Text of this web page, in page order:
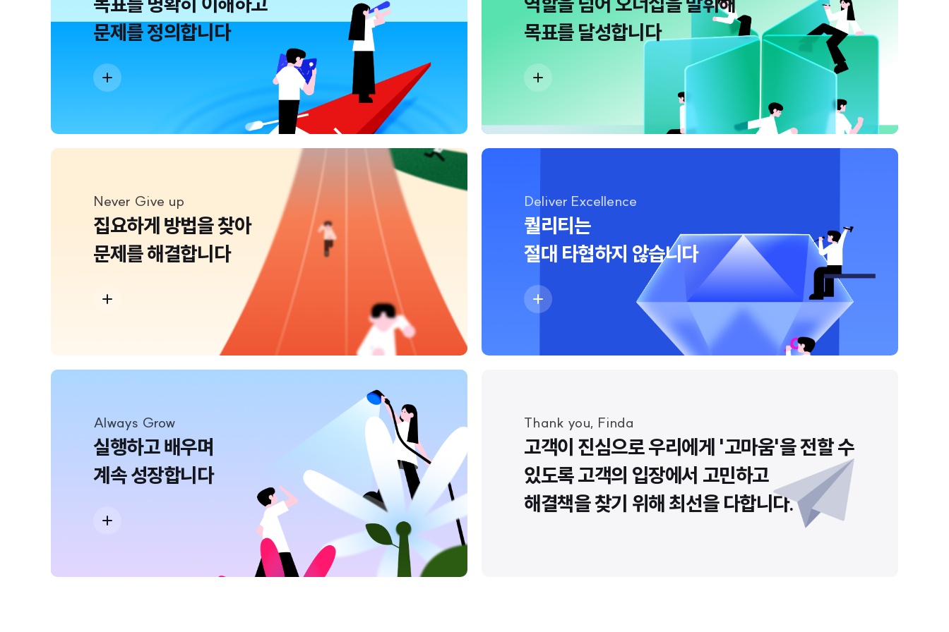
문제를 정의합니다
목표를 달성합니다
Never Give up
집요하게 방법을 찾아
문제를 해결합니다
Deliver Excellence
퀄리티는
절대 타협하지 않습니다
Always Grow
실행하고 배우며
계속 성장합니다
Thank you, Finda
고객이 진심으로 우리에게 '고마움'을 전할 수
있도록 고객의 입장에서 고민하고
해결책을 찾기 위해 최선을 다합니다.